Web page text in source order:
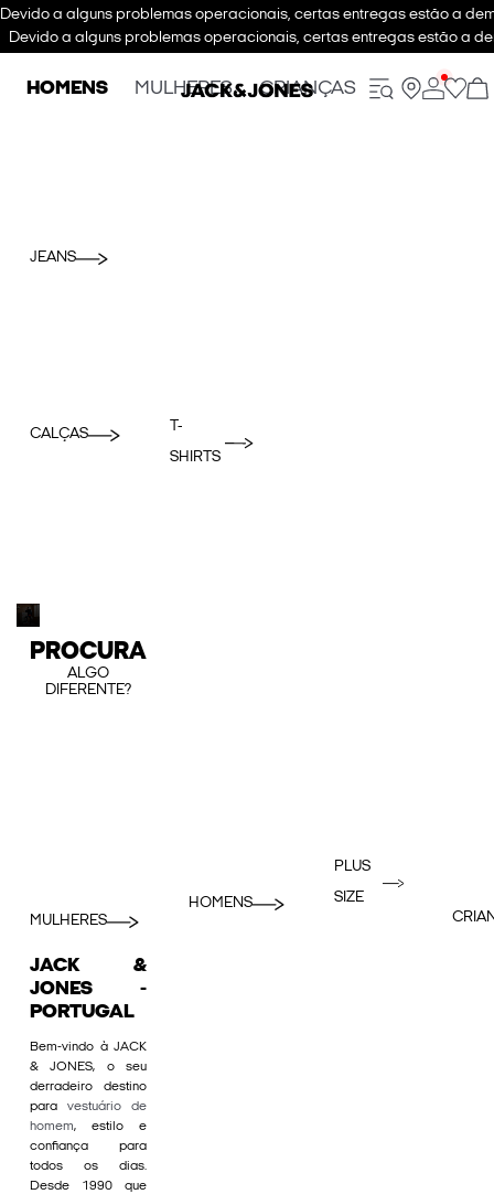
Devido a alguns problemas operacionais, certas entregas estão a
Devido a alguns problemas operacionais, certas entregas estão a
HOMENS MULHERES CRIANÇAS
JEANS
CALÇAS
T-
SHIRTS
PROCURA
ALGO
DIFERENTE?
MULHERES
HOMENS
PLUS
SIZE
JACK &
JONES -
PORTUGAL
Bem-vindo à JACK
& JONES, o seu
derradeiro destino
para vestuário de
homem, estilo e
confiança para
todos os dias.
Desde 1990 que